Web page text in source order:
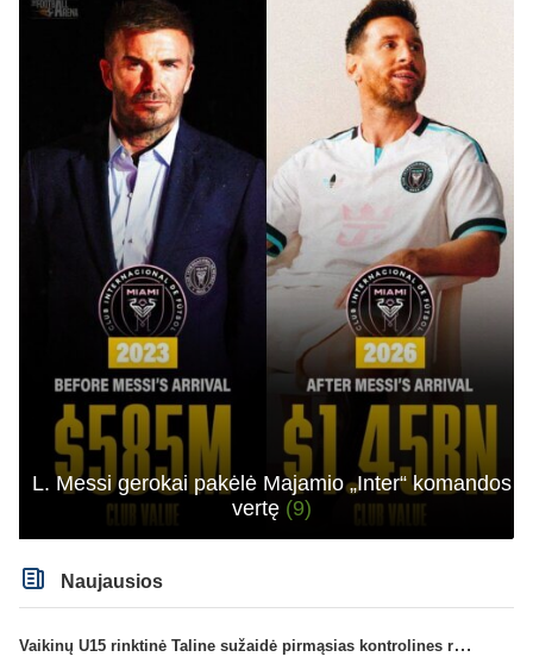
L. Messi gerokai pakėlė Majamio „Inter“ komandos
vertę (9)
Naujausios
Vaikinų U15 rinktinė Taline sužaidė pirmąsias kontrolines rungtynes